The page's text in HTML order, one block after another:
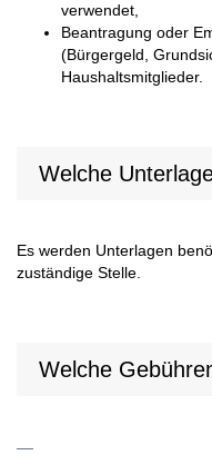
verwendet,
Beantragung oder
(Bürgergeld,
Haushaltsmitglieder.
Welche
Es werden Unterlagen
zuständige Stelle.
Welche